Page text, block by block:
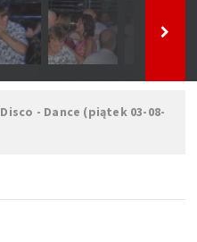
Disco - Dance (piątek 03-08-